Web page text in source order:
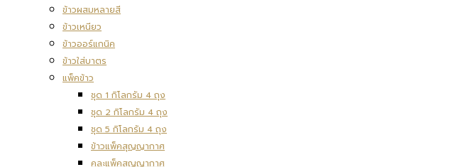
ข้าวผสมหลายสี
ข้าวเหนียว
ข้าวออร์แกนิค
ข้าวใส่บาตร
แพ็คข้าว
ชุด 1 กิโลกรัม 4 ถุง
ชุด 2 กิโลกรัม 4 ถุง
ชุด 5 กิโลกรัม 4 ถุง
ข้าวแพ็คสุญญากาศ
คละแพ็คสุญญากาศ